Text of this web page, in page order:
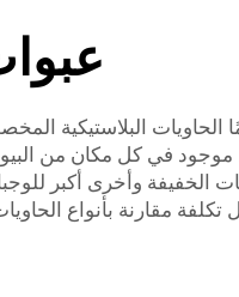
الحاويات البلاستيكية
الخفيفة وأخرى أكبر
تكلفة مقارنة بأنواع